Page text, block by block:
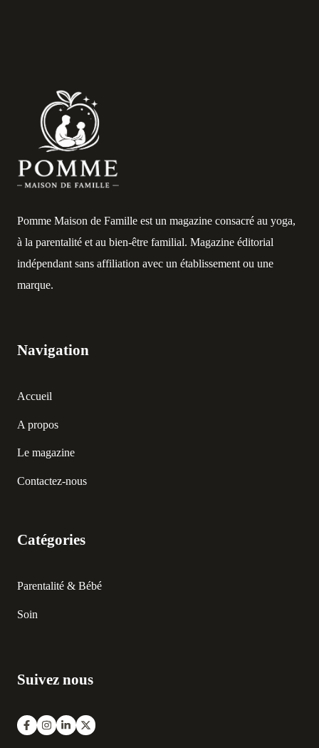
Pomme Maison de Famille est un magazine consacré au yoga,
à la parentalité et au bien-être familial. Magazine éditorial
indépendant sans affiliation avec un établissement ou une
marque.
Navigation
Accueil
A propos
Le magazine
Contactez-nous
Catégories
Parentalité & Bébé
Soin
Suivez nous